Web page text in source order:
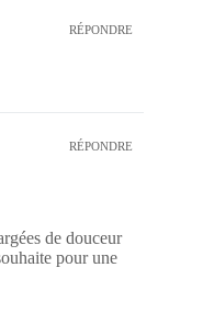
RÉPONDRE
RÉPONDRE
de douceur
pour une